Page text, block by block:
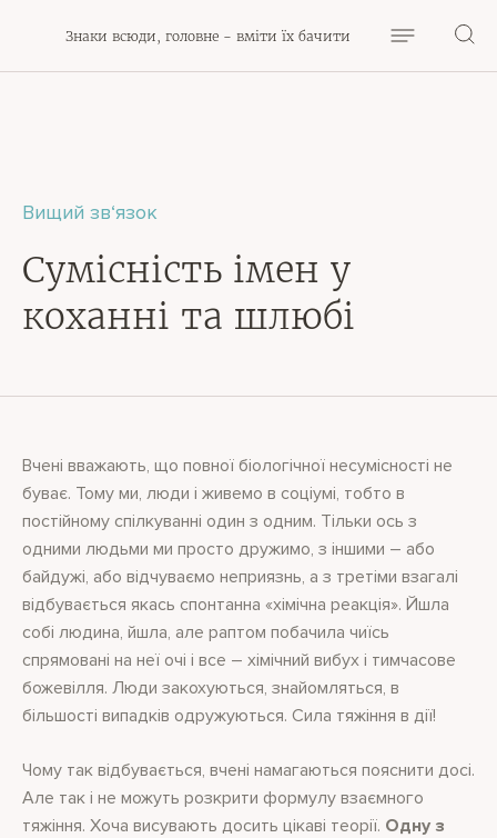
Знаки всюди, головне - вміти їх бачити
Вищий зв‘язок
Сумісність імен у
коханні та шлюбі
Вчені вважають, що повної біологічної несумісності не
буває. Тому ми, люди і живемо в соціумі, тобто в
постійному спілкуванні один з одним. Тільки ось з
одними людьми ми просто дружимо, з іншими – або
байдужі, або відчуваємо неприязнь, а з третіми взагалі
відбувається якась спонтанна «хімічна реакція». Йшла
собі людина, йшла, але раптом побачила чиїсь
спрямовані на неї очі і все – хімічний вибух і тимчасове
божевілля. Люди закохуються, знайомляться, в
більшості випадків одружуються. Сила тяжіння в дії!
Чому так відбувається, вчені намагаються пояснити досі.
Але так і не можуть розкрити формулу взаємного
тяжіння. Хоча висувають досить цікаві теорії. Одну з